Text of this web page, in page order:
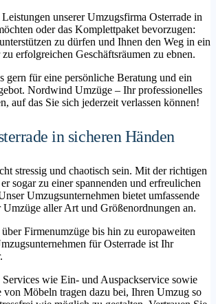
unserer Umzugsfirma Osterrade in
oder das Komplettpaket bevorzugen:
zu dürfen und Ihnen den Weg in ein
erfolgreichen Geschäftsräumen zu ebnen.
gern für eine persönliche Beratung und ein
Nordwind Umzüge – Ihr professionelles
auf das Sie sich jederzeit verlassen können!
in sicheren Händen
stressig und chaotisch sein. Mit der richtigen
sogar zu einer spannenden und erfreulichen
Umzugsunternehmen bietet umfassende
aller Art und Größenordnungen an.
Firmenumzüge bis hin zu europaweiten
für Osterrade ist Ihr
Services wie Ein- und Auspackservice sowie
von Möbeln tragen dazu bei, Ihren Umzug so